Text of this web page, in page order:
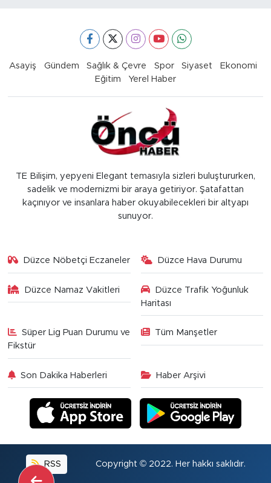
Asayiş Gündem Sağlık & Çevre Spor Siyaset
Ekonomi
Eğitim
Yerel Haber
TE Bilişim, yepyeni Elegant temasıyla sizleri buluştururken,
sadelik ve modernizmi bir araya getiriyor. Şatafattan
kaçınıyor ve insanlara haber okuyabilecekleri bir altyapı
sunuyor.
Düzce Nöbetçi Eczaneler Düzce Hava Durumu
Düzce Namaz Vakitleri
Düzce Trafik Yoğunluk
Haritası
Süper Lig Puan Durumu ve
Fikstür
Tüm Manşetler
Son Dakika Haberleri Haber Arşivi
RSS Copyright © 2022. Her hakkı saklıdır.